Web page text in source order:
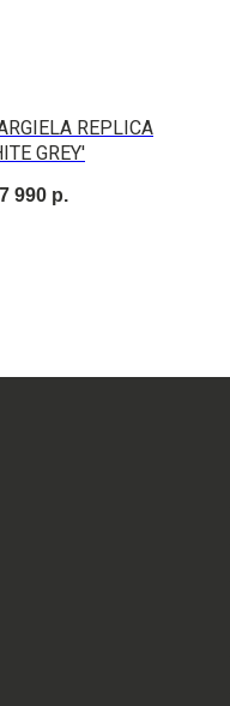
REPLICA
GREY'
990 р.